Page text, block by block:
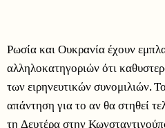
Ρωσία και Ουκρανία έχουν
αλληλοκατηγοριών ότι
των ειρηνευτικών συνομιλιών.
απάντηση για το αν θα στηθεί
τη Δευτέρα στην